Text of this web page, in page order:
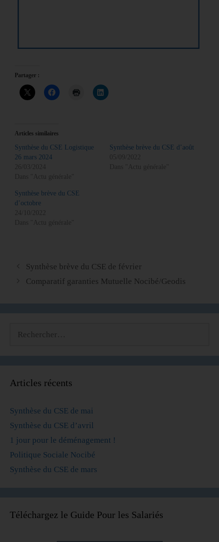
Partager :
Articles similaires
Synthèse du CSE Logistique
26 mars 2024
26/03/2024
Dans "Actu générale"
Synthèse brève du CSE d’août
05/09/2022
Dans "Actu générale"
Synthèse brève du CSE
d’octobre
24/10/2022
Dans "Actu générale"
Synthèse brève du CSE de février
Comparatif garanties Mutuelle Nocibé/Geodis
Articles récents
Synthèse du CSE de mai
Synthèse du CSE d’avril
1 jour pour le déménagement !
Politique Sociale Nocibé
Synthèse du CSE de mars
Téléchargez le Guide Pour les Salariés